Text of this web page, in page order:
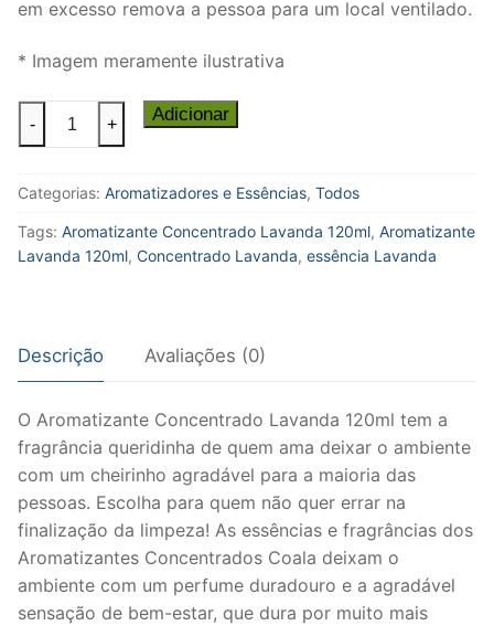
em excesso remova a pessoa para um local ventilado.
* Imagem meramente ilustrativa
Aromatizante
Lavanda
120ml
quantidade
- + Adicionar
Categorias: Aromatizadores e Essências, Todos
Tags: Aromatizante Concentrado Lavanda 120ml, Aromatizante
Lavanda 120ml, Concentrado Lavanda, essência Lavanda
Descrição Avaliações (0)
O Aromatizante Concentrado Lavanda 120ml tem a
fragrância queridinha de quem ama deixar o ambiente
com um cheirinho agradável para a maioria das
pessoas. Escolha para quem não quer errar na
finalização da limpeza! As essências e fragrâncias dos
Aromatizantes Concentrados Coala deixam o
ambiente com um perfume duradouro e a agradável
sensação de bem-estar, que dura por muito mais